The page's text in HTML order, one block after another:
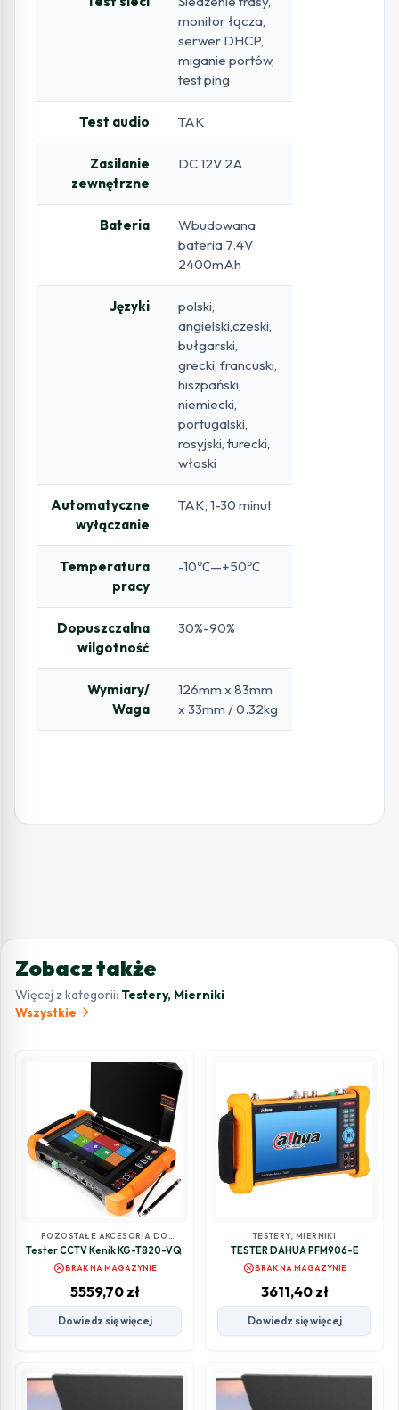
monitor łącza,
serwer DHCP,
miganie portów,
test ping
Test audio TAK
Zasilanie
zewnętrzne
DC 12V 2A
Bateria
Wbudowana
bateria 7.4V
2400mAh
Języki
polski,
angielski,czeski,
bułgarski,
grecki, francuski,
hiszpański,
niemiecki,
portugalski,
rosyjski, turecki,
włoski
Automatyczne
wyłączanie
TAK, 1-30 minut
Temperatura
pracy
-10℃—+50℃
Dopuszczalna
wilgotność
30%-90%
Wymiary/
Waga
126mm x 83mm
x 33mm / 0.32kg
Zobacz także
Więcej z kategorii: Testery, Mierniki
Wszystkie arrow_forward
POZOSTAŁE AKCESORIA DO
MONITORINGU,TESTERY, MIERNIKI
Tester CCTV Kenik KG-T820-VQ
cancelBRAK NA MAGAZYNIE
5559,70 zł
Dowiedz się więcej
TESTERY, MIERNIKI
TESTER DAHUA PFM906-E
cancelBRAK NA MAGAZYNIE
3611,40 zł
Dowiedz się więcej